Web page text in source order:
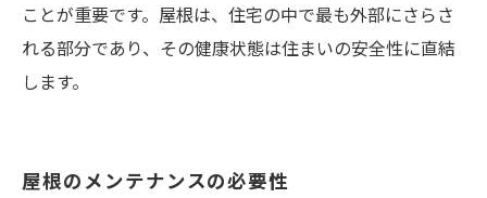
ことが重要です。屋根は、住宅の中で最も外部にさらさ
れる部分であり、その健康状態は住まいの安全性に直結
します。
屋根のメンテナンスの必要性